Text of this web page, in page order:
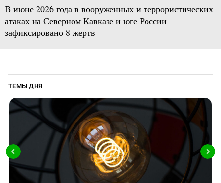
В июне 2026 года в вооруженных и террористических
атаках на Северном Кавказе и юге России
зафиксировано 8 жертв
ТЕМЫ ДНЯ